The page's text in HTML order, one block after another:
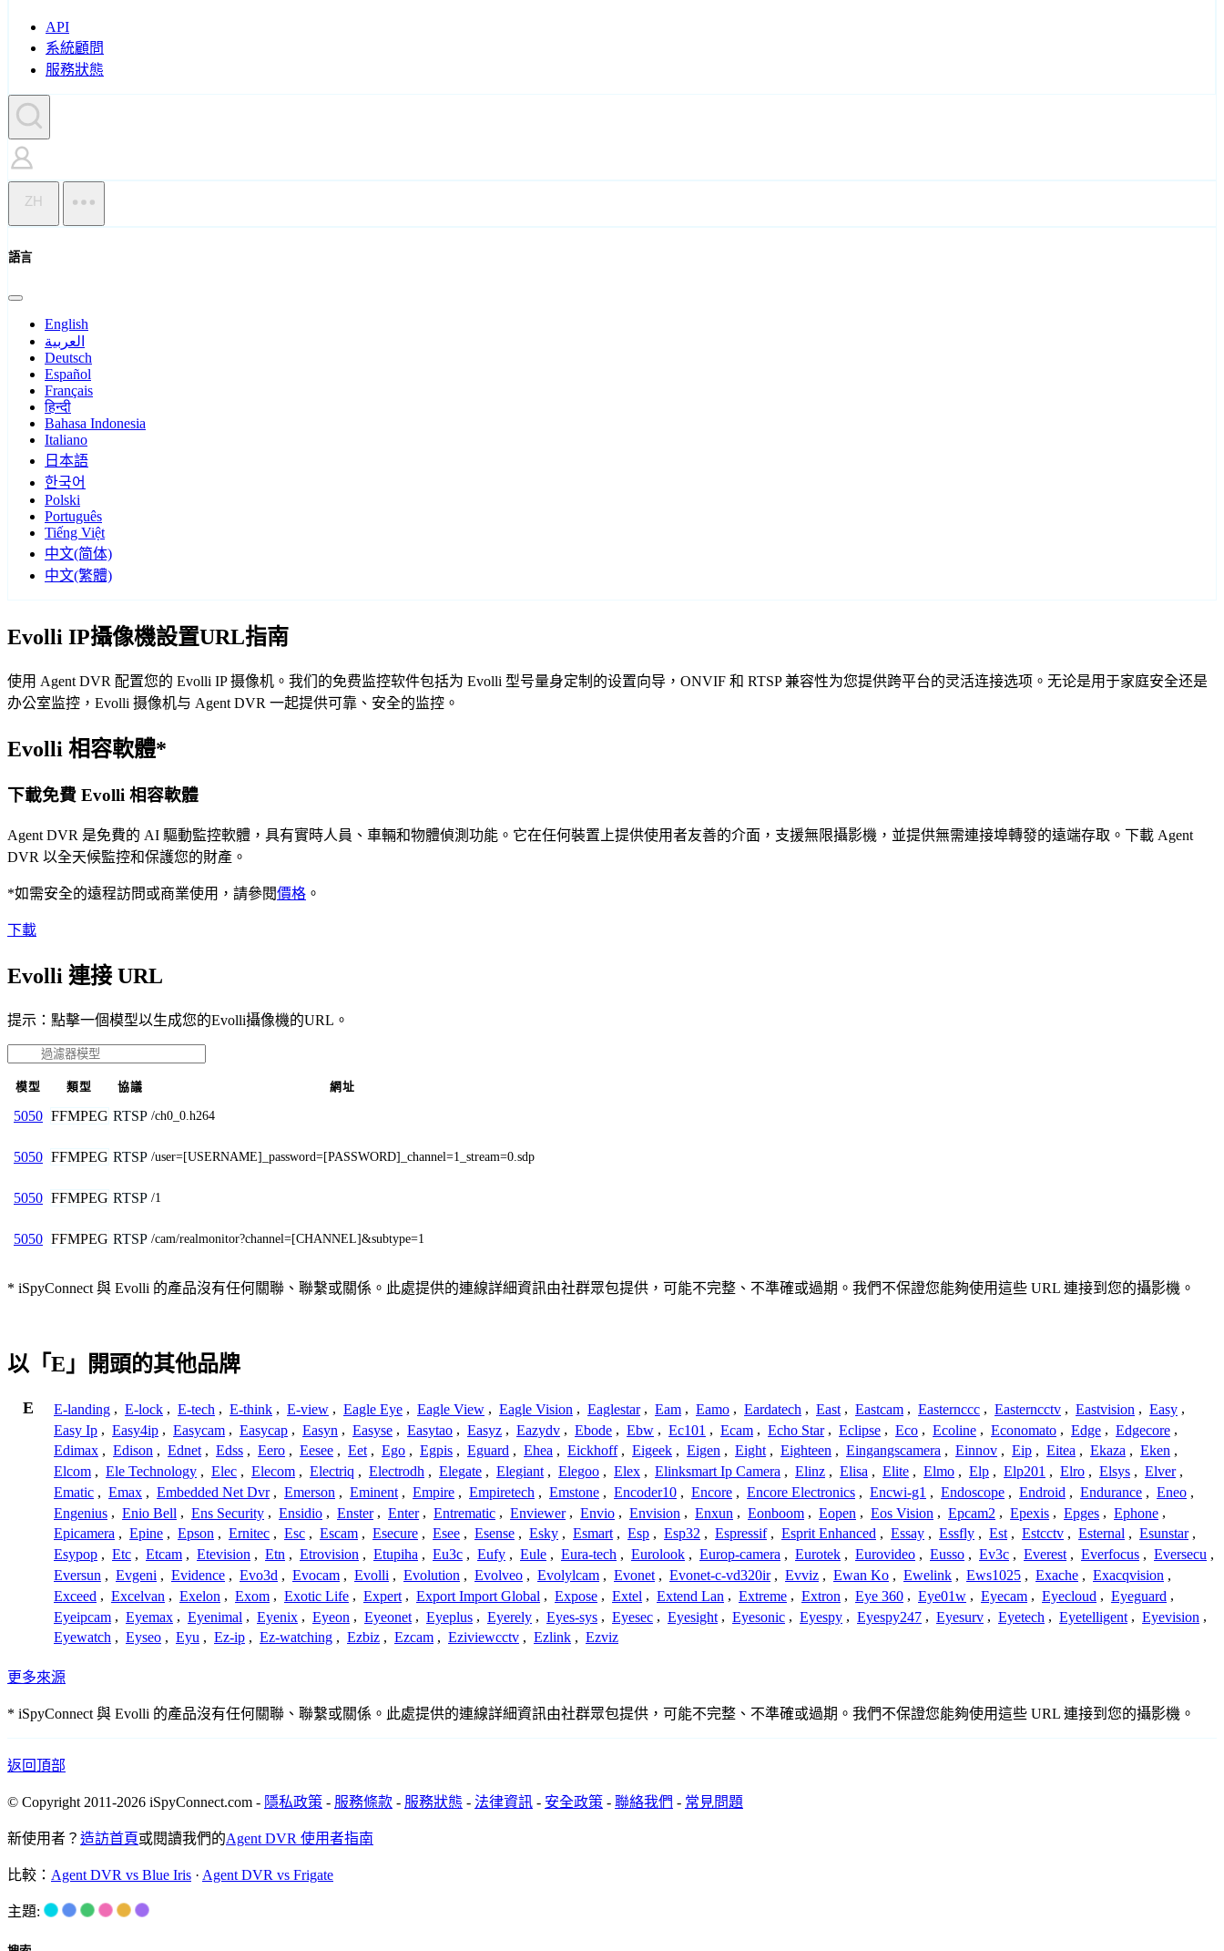
API
系統顧問
服務狀態
ZH
語言
English
العربية
Deutsch
Español
Français
हिन्दी
Bahasa Indonesia
Italiano
日本語
한국어
Polski
Português
Tiếng Việt
中文(简体)
中文(繁體)
Evolli IP攝像機設置URL指南
使用 Agent DVR 配置您的 Evolli IP 摄像机。我们的免费监控软件包括为 Evolli 型号量身定制的设置向导，ONVIF 和 RTSP 兼容性为您提供跨平台的灵活连接选项。无论是用于家庭安全还是
办公室监控，Evolli 摄像机与 Agent DVR 一起提供可靠、安全的监控。
Evolli 相容軟體*
下載免費 Evolli 相容軟體
Agent DVR 是免費的 AI 驅動監控軟體，具有實時人員、車輛和物體偵測功能。它在任何裝置上提供使用者友善的介面，支援無限攝影機，並提供無需連接埠轉發的遠端存取。下載 Agent
DVR 以全天候監控和保護您的財產。
*如需安全的遠程訪問或商業使用，請參閱價格 。
下載
Evolli 連接 URL
提示：點擊一個模型以生成您的Evolli攝像機的URL。
模型 類型 協議 網址
5050 FFMPEG RTSP /ch0_0.h264
5050 FFMPEG RTSP /user=[USERNAME]_password=[PASSWORD]_channel=1_stream=0.sdp
5050 FFMPEG RTSP /1
5050 FFMPEG RTSP /cam/realmonitor?channel=[CHANNEL]&subtype=1
* iSpyConnect 與 Evolli 的產品沒有任何關聯、聯繫或關係。此處提供的連線詳細資訊由社群眾包提供，可能不完整、不準確或過期。我們不保證您能夠使用這些 URL 連接到您的攝影機。
以「E」開頭的其他品牌
E E-landing , E-lock , E-tech , E-think , E-view , Eagle Eye , Eagle View , Eagle Vision , Eaglestar , Eam , Eamo , Eardatech , East , Eastcam , Easternccc , Easterncctv , Eastvision , Easy ,
Easy Ip , Easy4ip , Easycam , Easycap , Easyn , Easyse , Easytao , Easyz , Eazydv , Ebode , Ebw , Ec101 , Ecam , Echo Star , Eclipse , Eco , Ecoline , Economato , Edge , Edgecore ,
Edimax , Edison , Ednet , Edss , Eero , Eesee , Eet , Ego , Egpis , Eguard , Ehea , Eickhoff , Eigeek , Eigen , Eight , Eighteen , Eingangscamera , Einnov , Eip , Eitea , Ekaza , Eken ,
Elcom , Ele Technology , Elec , Elecom , Electriq , Electrodh , Elegate , Elegiant , Elegoo , Elex , Elinksmart Ip Camera , Elinz , Elisa , Elite , Elmo , Elp , Elp201 , Elro , Elsys , Elver ,
Ematic , Emax , Embedded Net Dvr , Emerson , Eminent , Empire , Empiretech , Emstone , Encoder10 , Encore , Encore Electronics , Encwi-g1 , Endoscope , Endroid , Endurance , Eneo ,
Engenius , Enio Bell , Ens Security , Ensidio , Enster , Enter , Entrematic , Enviewer , Envio , Envision , Enxun , Eonboom , Eopen , Eos Vision , Epcam2 , Epexis , Epges , Ephone ,
Epicamera , Epine , Epson , Ernitec , Esc , Escam , Esecure , Esee , Esense , Esky , Esmart , Esp , Esp32 , Espressif , Esprit Enhanced , Essay , Essfly , Est , Estcctv , Esternal , Esunstar ,
Esypop , Etc , Etcam , Etevision , Etn , Etrovision , Etupiha , Eu3c , Eufy , Eule , Eura-tech , Eurolook , Europ-camera , Eurotek , Eurovideo , Eusso , Ev3c , Everest , Everfocus , Eversecu ,
Eversun , Evgeni , Evidence , Evo3d , Evocam , Evolli , Evolution , Evolveo , Evolylcam , Evonet , Evonet-c-vd320ir , Evviz , Ewan Ko , Ewelink , Ews1025 , Exache , Exacqvision ,
Exceed , Excelvan , Exelon , Exom , Exotic Life , Expert , Export Import Global , Expose , Extel , Extend Lan , Extreme , Extron , Eye 360 , Eye01w , Eyecam , Eyecloud , Eyeguard ,
Eyeipcam , Eyemax , Eyenimal , Eyenix , Eyeon , Eyeonet , Eyeplus , Eyerely , Eyes-sys , Eyesec , Eyesight , Eyesonic , Eyespy , Eyespy247 , Eyesurv , Eyetech , Eyetelligent , Eyevision ,
Eyewatch , Eyseo , Eyu , Ez-ip , Ez-watching , Ezbiz , Ezcam , Eziviewcctv , Ezlink , Ezviz
更多來源
* iSpyConnect 與 Evolli 的產品沒有任何關聯、聯繫或關係。此處提供的連線詳細資訊由社群眾包提供，可能不完整、不準確或過期。我們不保證您能夠使用這些 URL 連接到您的攝影機。
返回頂部
© Copyright 2011-2026 iSpyConnect.com - 隱私政策 - 服務條款 - 服務狀態 - 法律資訊 - 安全政策 - 聯絡我們 - 常見問題
新使用者？ 造訪首頁或閱讀我們的Agent DVR 使用者指南
比較： Agent DVR vs Blue Iris · Agent DVR vs Frigate
主題: